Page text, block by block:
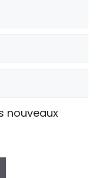
nouveaux